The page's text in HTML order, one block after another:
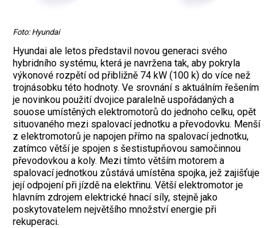
Foto: Hyundai
Hyundai ale letos představil novou generaci svého
hybridního systému, která je navržena tak, aby pokryla
výkonové rozpětí od přibližně 74 kW (100 k) do více než
trojnásobku této hodnoty. Ve srovnání s aktuálním řešením
je novinkou použití dvojice paralelně uspořádaných a
souose umístěných elektromotorů do jednoho celku, opět
situovaného mezi spalovací jednotku a převodovku. Menší
z elektromotorů je napojen přímo na spalovací jednotku,
zatímco větší je spojen s šestistupňovou samočinnou
převodovkou a koly. Mezi tímto větším motorem a
spalovací jednotkou zůstává umístěna spojka, jež zajišťuje
její odpojení při jízdě na elektřinu. Větší elektromotor je
hlavním zdrojem elektrické hnací síly, stejně jako
poskytovatelem největšího množství energie při
rekuperaci.